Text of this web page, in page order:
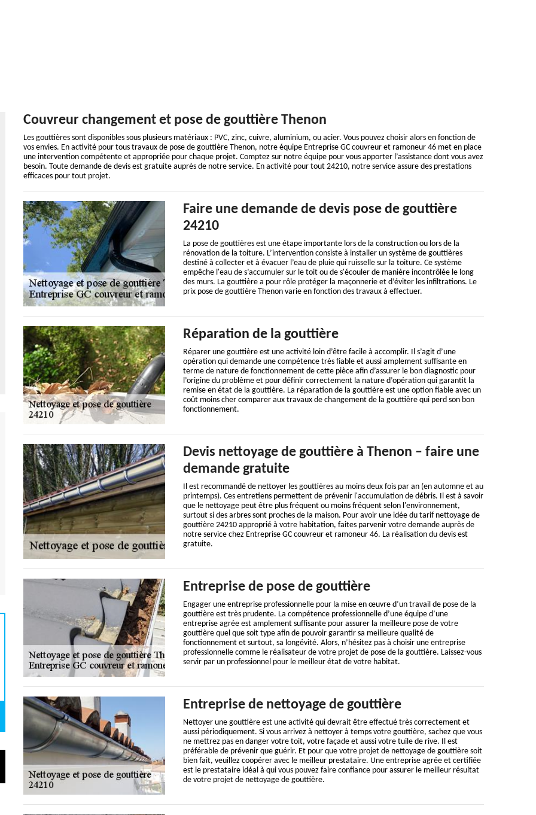
Couvreur changement et pose de gouttière Thenon
Les gouttières sont disponibles sous plusieurs matériaux : PVC, zinc, cuivre, aluminium, ou acier. Vous pouvez choisir alors en fonction de
vos envies. En activité pour tous travaux de pose de gouttière Thenon, notre équipe Entreprise GC couvreur et ramoneur 46 met en place
une intervention compétente et appropriée pour chaque projet. Comptez sur notre équipe pour vous apporter l’assistance dont vous avez
besoin. Toute demande de devis est gratuite auprès de notre service. En activité pour tout 24210, notre service assure des prestations
efficaces pour tout projet.
Faire une demande de devis pose de gouttière
24210
La pose de gouttières est une étape importante lors de la construction ou lors de la
rénovation de la toiture. L’intervention consiste à installer un système de gouttières
destiné à collecter et à évacuer l’eau de pluie qui ruisselle sur la toiture. Ce système
empêche l'eau de s’accumuler sur le toit ou de s'écouler de manière incontrôlée le long
des murs. La gouttière a pour rôle protéger la maçonnerie et d’éviter les infiltrations. Le
prix pose de gouttière Thenon varie en fonction des travaux à effectuer.
Réparation de la gouttière
Réparer une gouttière est une activité loin d’être facile à accomplir. Il s’agit d’une
opération qui demande une compétence très fiable et aussi amplement suffisante en
terme de nature de fonctionnement de cette pièce afin d’assurer le bon diagnostic pour
l’origine du problème et pour définir correctement la nature d’opération qui garantit la
remise en état de la gouttière. La réparation de la gouttière est une option fiable avec un
coût moins cher comparer aux travaux de changement de la gouttière qui perd son bon
fonctionnement.
Devis nettoyage de gouttière à Thenon – faire une
demande gratuite
Il est recommandé de nettoyer les gouttières au moins deux fois par an (en automne et au
printemps). Ces entretiens permettent de prévenir l'accumulation de débris. Il est à savoir
que le nettoyage peut être plus fréquent ou moins fréquent selon l'environnement,
surtout si des arbres sont proches de la maison. Pour avoir une idée du tarif nettoyage de
gouttière 24210 approprié à votre habitation, faites parvenir votre demande auprès de
notre service chez Entreprise GC couvreur et ramoneur 46. La réalisation du devis est
gratuite.
Entreprise de pose de gouttière
Engager une entreprise professionnelle pour la mise en œuvre d’un travail de pose de la
gouttière est très prudente. La compétence professionnelle d’une équipe d’une
entreprise agrée est amplement suffisante pour assurer la meilleure pose de votre
gouttière quel que soit type afin de pouvoir garantir sa meilleure qualité de
fonctionnement et surtout, sa longévité. Alors, n’hésitez pas à choisir une entreprise
professionnelle comme le réalisateur de votre projet de pose de la gouttière. Laissez-vous
servir par un professionnel pour le meilleur état de votre habitat.
Entreprise de nettoyage de gouttière
Nettoyer une gouttière est une activité qui devrait être effectué très correctement et
aussi périodiquement. Si vous arrivez à nettoyer à temps votre gouttière, sachez que vous
ne mettrez pas en danger votre toit, votre façade et aussi votre tuile de rive. Il est
préférable de prévenir que guérir. Et pour que votre projet de nettoyage de gouttière soit
bien fait, veuillez coopérer avec le meilleur prestataire. Une entreprise agrée et certifiée
est le prestataire idéal à qui vous pouvez faire confiance pour assurer le meilleur résultat
de votre projet de nettoyage de gouttière.